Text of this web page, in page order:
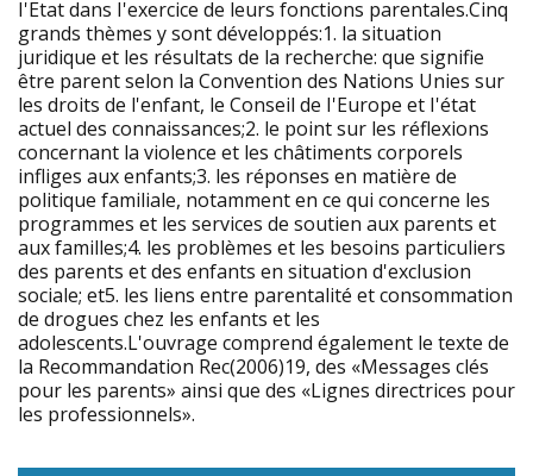
I'Etat dans I'exercice de leurs fonctions parentales.Cinq
grands thèmes y sont développés:1. la situation
juridique et les résultats de la recherche: que signifie
être parent selon la Convention des Nations Unies sur
les droits de l'enfant, le Conseil de I'Europe et I'état
actuel des connaissances;2. le point sur les réflexions
concernant la violence et les châtiments corporels
infliges aux enfants;3. les réponses en matière de
politique familiale, notamment en ce qui concerne les
programmes et les services de soutien aux parents et
aux familles;4. les problèmes et les besoins particuliers
des parents et des enfants en situation d'exclusion
sociale; et5. les liens entre parentalité et consommation
de drogues chez les enfants et les
adolescents.L'ouvrage comprend également le texte de
la Recommandation Rec(2006)19, des «Messages clés
pour les parents» ainsi que des «Lignes directrices pour
les professionnels».